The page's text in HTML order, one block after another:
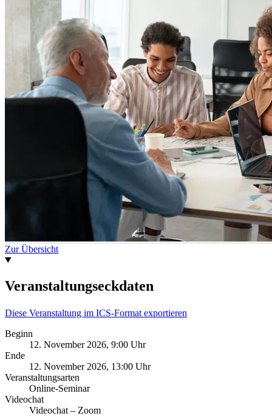
Zur Übersicht
Veranstaltungseckdaten
Diese Veranstaltung im ICS-Format exportieren
Beginn
12. November 2026, 9:00 Uhr
Ende
12. November 2026, 13:00 Uhr
Veranstaltungsarten
Online-Seminar
Videochat
Videochat – Zoom